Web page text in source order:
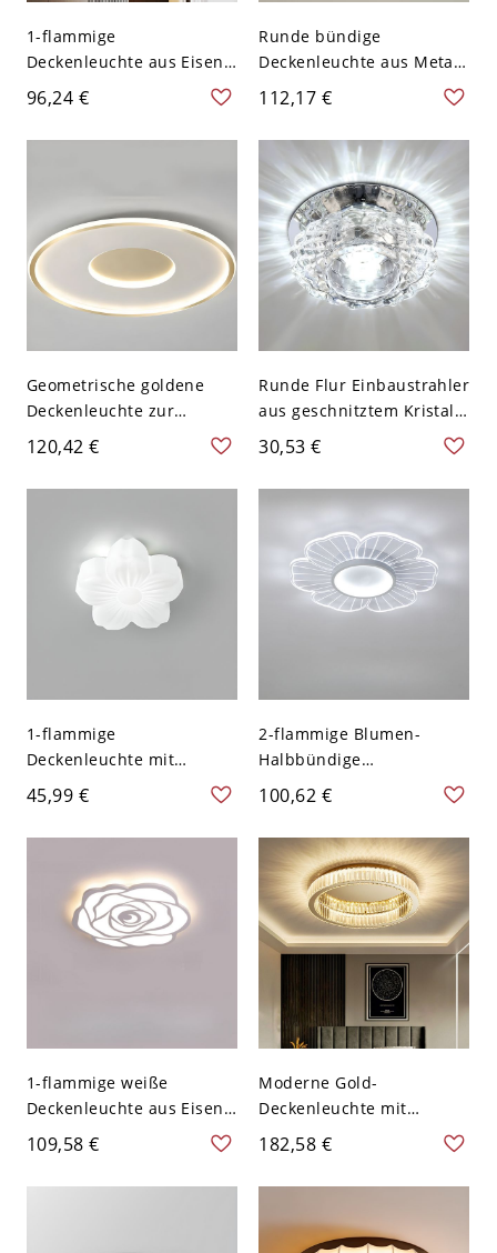
1-flammige
Deckenleuchte aus Eisen,
halbbündig, fest
verdrahtet, für das
Hauptschlafzimmer -
Rund
96,24 €
Runde bündige
Deckenleuchte aus Metall
in Gold/Schwarz/Weiß mit
Acryl-Lampenschirm -
Weiß 110V-120V
Dreistufiges Dimmen
112,17 €
Geometrische goldene
Deckenleuchte zur
Deckenmontage mit
weißem Silikongel-Schirm
für Innenräume - 110V-
Weißlicht
120,42 €
Runde Flur Einbaustrahler
aus geschnitztem Kristall,
modernes LED-
Deckenlicht in Klar - 110V-
120V Transparenz
Weißlicht
30,53 €
1-flammige
Deckenleuchte mit
Blumenmotiv, Schirm aus
Kreidepolymer, fest
verdrahtet - 110V-120V
45,99 €
2-flammige Blumen-
Halbbündige
Deckenleuchte, moderner
Stil - 110V-120V 52,07 cm
Weißlicht
100,62 €
1-flammige weiße
Deckenleuchte aus Eisen
im floralen Design - 110V-
120V 16,54 Zoll (42 cm)
109,58 €
Moderne Gold-
Deckenleuchte mit
Kreisförmigen Kristallen
und klarem Glasschirm -
110V-120V 59,69 cm
182,58 €